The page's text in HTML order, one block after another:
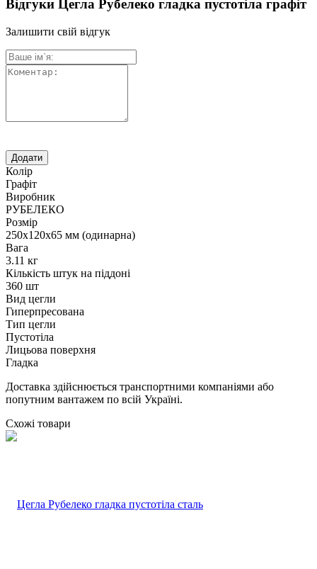
Відгуки Цегла Рубелеко гладка пустотіла графіт
Залишити свій відгук
Колір
Графіт
Виробник
РУБЕЛЕКО
Розмір
250х120х65 мм (одинарна)
Вага
3.11 кг
Кількість штук на піддоні
360 шт
Вид цегли
Гиперпресована
Тип цегли
Пустотіла
Лицьова поверхня
Гладка
Доставка здійснюється транспортними компаніями або
попутним вантажем по всій Україні.
Схожі товари